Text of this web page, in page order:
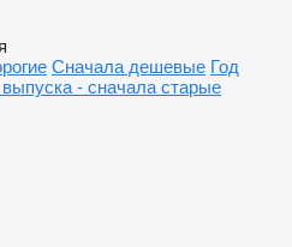
Сначала дешевые Год
выпуска - сначала старые